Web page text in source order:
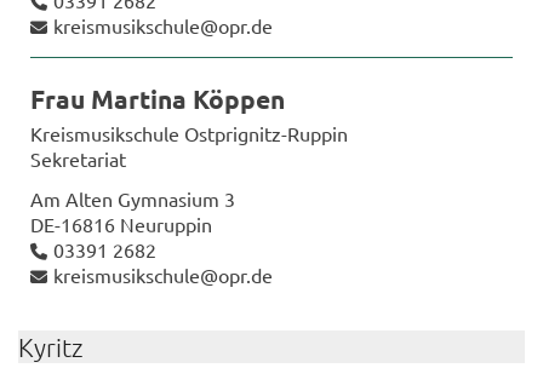
kreis­mu­sik­schu­le@opr.de
Frau Mar­ti­na Köp­pen
Kreis­mu­sik­schu­le Ostprignitz-​Ruppin
Se­kre­ta­ri­at
Am Alten Gym­na­si­um 3
DE-​16816 Neu­rup­pin
03391 2682
kreis­mu­sik­schu­le@opr.de
Ky­ritz